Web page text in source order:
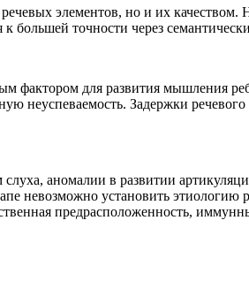
элементов, но и их
большей точности через
фактором для развития мышления
неуспеваемость. Задержки
аномалии в развитии
невозможно установить этиологию
предрасположенность,